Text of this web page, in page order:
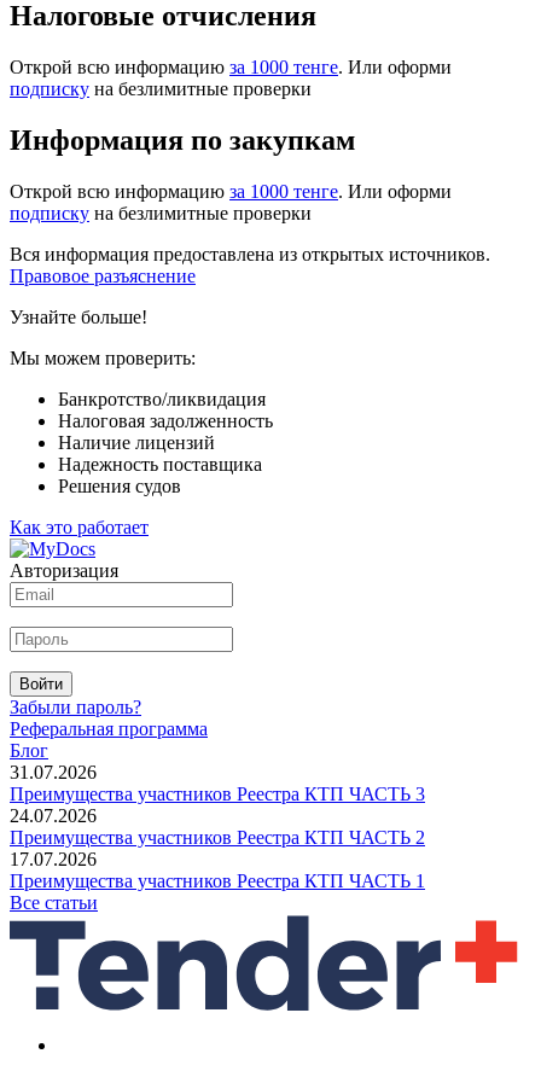
Налоговые отчисления
Открой всю информацию за 1000 тенге. Или оформи
подписку на безлимитные проверки
Информация по закупкам
Открой всю информацию за 1000 тенге. Или оформи
подписку на безлимитные проверки
Вся информация предоставлена из открытых источников.
Правовое разъяснение
Узнайте больше!
Мы можем проверить:
Банкротство/ликвидация
Налоговая задолженность
Наличие лицензий
Надежность поставщика
Решения судов
Как это работает
Авторизация
Войти
Забыли пароль?
Реферальная программа
Блог
31.07.2026
Преимущества участников Реестра КТП ЧАСТЬ 3
24.07.2026
Преимущества участников Реестра КТП ЧАСТЬ 2
17.07.2026
Преимущества участников Реестра КТП ЧАСТЬ 1
Все статьи